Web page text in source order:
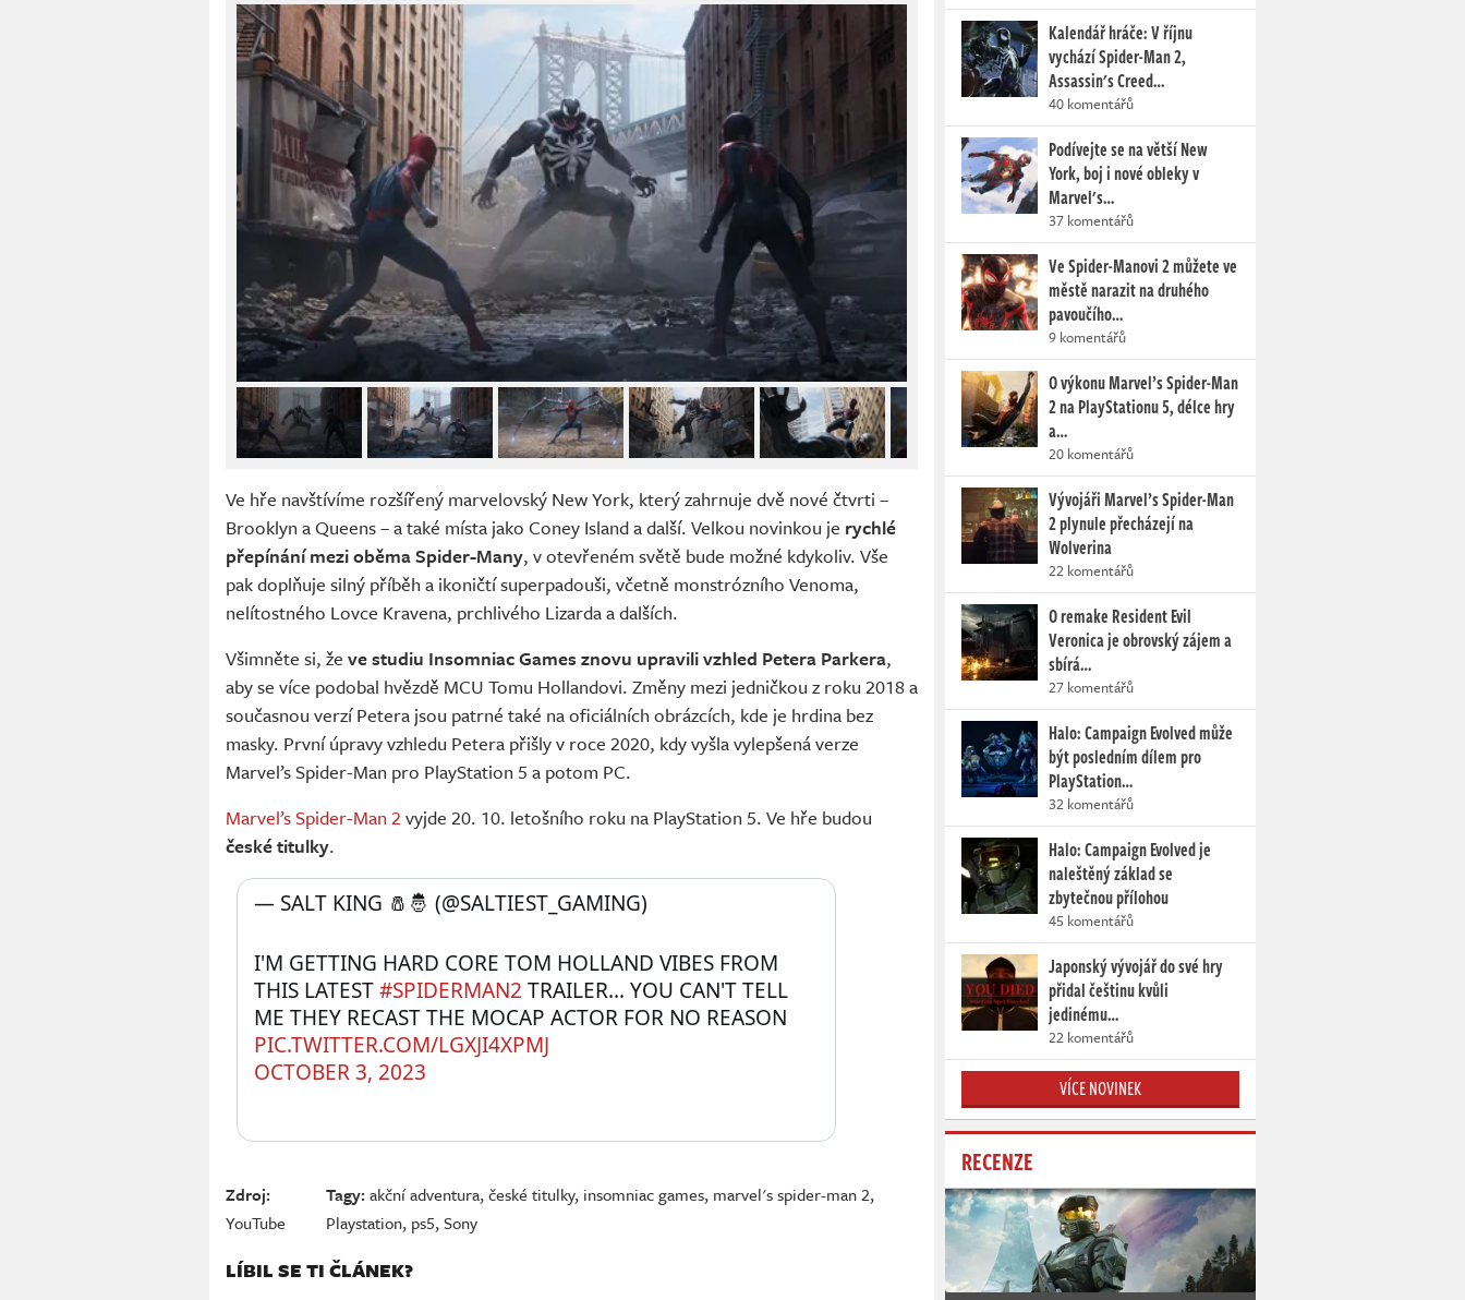
Ve hře navštívíme rozšířený marvelovský New York, který zahrnuje dvě nové čtvrti –
Brooklyn a Queens – a také místa jako Coney Island a další. Velkou novinkou je rychlé
přepínání mezi oběma Spider-Many, v otevřeném světě bude možné kdykoliv. Vše
pak doplňuje silný příběh a ikoničtí superpadouši, včetně monstrózního Venoma,
nelítostného Lovce Kravena, prchlivého Lizarda a dalších.
Všimněte si, že ve studiu Insomniac Games znovu upravili vzhled Petera Parkera,
aby se více podobal hvězdě MCU Tomu Hollandovi. Změny mezi jedničkou z roku 2018 a
současnou verzí Petera jsou patrné také na oficiálních obrázcích, kde je hrdina bez
masky. První úpravy vzhledu Petera přišly v roce 2020, kdy vyšla vylepšená verze
Marvel’s Spider-Man pro PlayStation 5 a potom PC.
Marvel’s Spider-Man 2 vyjde 20. 10. letošního roku na PlayStation 5. Ve hře budou
české titulky.
I'M GETTING HARD CORE TOM HOLLAND VIBES FROM
THIS LATEST #SPIDERMAN2 TRAILER... YOU CAN'T TELL
PIC.TWITTER.COM/LGXJI4XPMJ
— SALT KING 🧂🤴 (@SALTIEST_GAMING)
OCTOBER 3, 2023
Zdroj:
YouTube
Tagy: akční adventura,české titulky, insomniac games, marvel's spider-man 2,
Playstation, ps5,Sony
LÍBIL SE TI ČLÁNEK?
Kalendář hráče: V říjnu
vychází Spider-Man 2,
Assassin's Creed…
40 komentářů
Podívejte se na větší New
York, boj i nové obleky v
Marvel's…
37 komentářů
Ve Spider-Manovi 2 můžete ve
městě narazit na druhého
pavoučího…
9 komentářů
O výkonu Marvel’s Spider-Man
2 na PlayStationu 5, délce hry
a…
20 komentářů
Vývojáři Marvel’s Spider-Man
2 plynule přecházejí na
Wolverina
22 komentářů
O remake Resident Evil
Veronica je obrovský zájem a
sbírá…
27 komentářů
Halo: Campaign Evolved může
být posledním dílem pro
PlayStation…
32 komentářů
Halo: Campaign Evolved je
naleštěný základ se
zbytečnou přílohou
45 komentářů
Japonský vývojář do své hry
přidal češtinu kvůli
jedinému…
22 komentářů
VÍCE NOVINEK
RECENZE